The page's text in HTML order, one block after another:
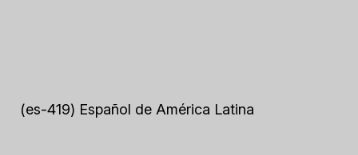
(es-419) Español de América Latina